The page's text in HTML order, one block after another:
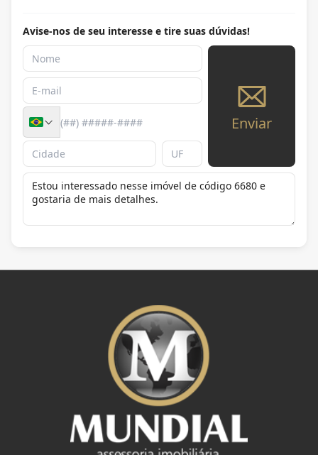
Avise-nos de seu interesse e tire suas dúvidas!
Enviar